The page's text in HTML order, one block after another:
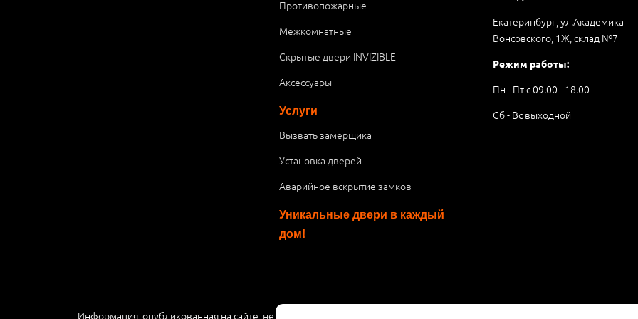
Противопожарные
Межкомнатные
Скрытые двери INVIZIBLE
Аксессуары
Услуги
Вызвать замерщика
Установка дверей
Аварийное вскрытие замков
Уникальные двери в каждый
дом!
Екатеринбург, ул.Академика
Вонсовского, 1Ж, склад №7
Режим работы:
Пн - Пт с 09.00 - 18.00
Сб - Вс выходной
Информация, опубликованная на сайте, не является публичной офертой или рекламой, а носит информационный